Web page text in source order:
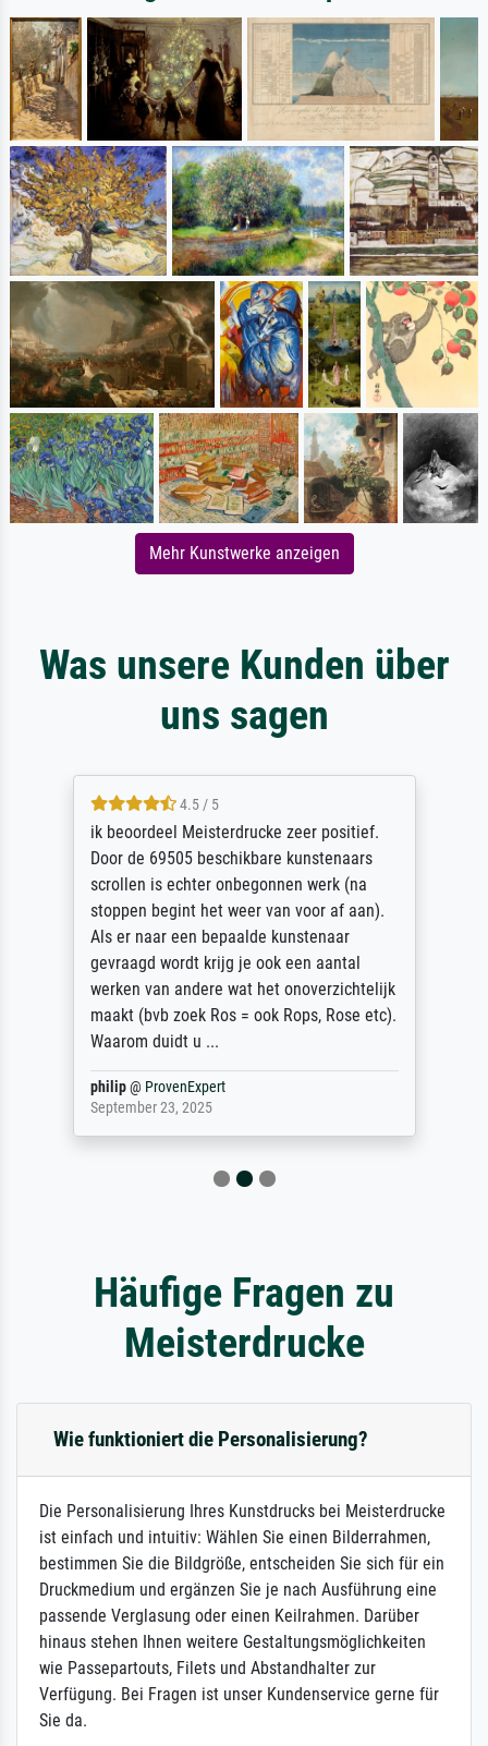
Mehr Kunstwerke anzeigen
Was unsere Kunden über
uns sagen
4.5 / 5
ik beoordeel Meisterdrucke zeer positief.
Door de 69505 beschikbare kunstenaars
scrollen is echter onbegonnen werk (na
stoppen begint het weer van voor af aan).
Als er naar een bepaalde kunstenaar
gevraagd wordt krijg je ook een aantal
werken van andere wat het onoverzichtelijk
maakt (bvb zoek Ros = ook Rops, Rose etc).
Waarom duidt u ...
philip@ ProvenExpert
September 23, 2025
Häufige Fragen zu
Meisterdrucke
Wie funktioniert die Personalisierung?
Die Personalisierung Ihres Kunstdrucks bei Meisterdrucke
ist einfach und intuitiv: Wählen Sie einen Bilderrahmen,
bestimmen Sie die Bildgröße, entscheiden Sie sich für ein
Druckmedium und ergänzen Sie je nach Ausführung eine
passende Verglasung oder einen Keilrahmen. Darüber
hinaus stehen Ihnen weitere Gestaltungsmöglichkeiten
wie Passepartouts, Filets und Abstandhalter zur
Verfügung. Bei Fragen ist unser Kundenservice gerne für
Sie da.